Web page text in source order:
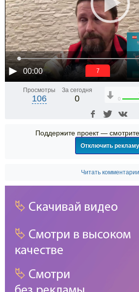
00:00 6
Просмотры
106
За сегодня
0 0
Поддержите проект —
Отключить рекламу
Читать комментарии